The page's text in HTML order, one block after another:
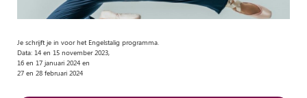
Je schrijft je in voor het Engelstalig programma.
Data: 14 en 15 november 2023,
16 en 17 januari 2024 en
27 en 28 februari 2024